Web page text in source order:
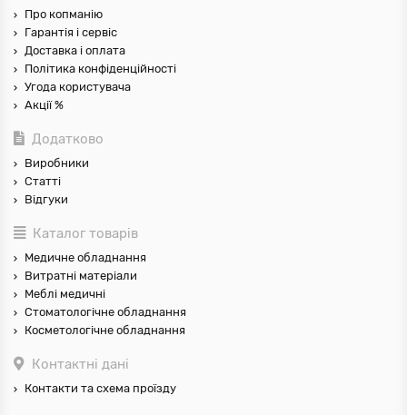
Про копманію
Гарантія і сервіс
Доставка і оплата
Політика конфіденційності
Угода користувача
Акції %
Додатково
Виробники
Статті
Відгуки
Каталог товарів
Медичне обладнання
Витратні матеріали
Меблі медичні
Стоматологічне обладнання
Косметологічне обладнання
Контактні дані
Контакти та схема проїзду